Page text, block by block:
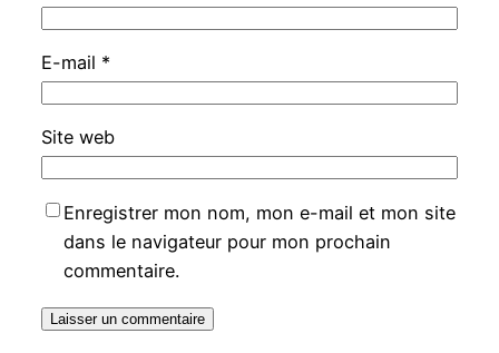
E-mail *
Site web
Enregistrer mon nom, mon e-mail et mon site
dans le navigateur pour mon prochain
commentaire.